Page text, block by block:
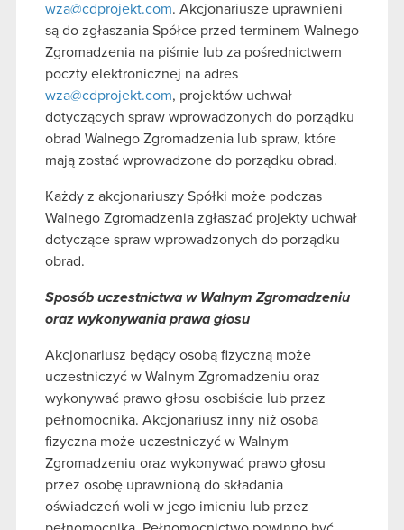
wza@cdprojekt.com. Akcjonariusze uprawnieni
są do zgłaszania Spółce przed terminem Walnego
Zgromadzenia na piśmie lub za pośrednictwem
poczty elektronicznej na adres
wza@cdprojekt.com, projektów uchwał
dotyczących spraw wprowadzonych do porządku
obrad Walnego Zgromadzenia lub spraw, które
mają zostać wprowadzone do porządku obrad.
Każdy z akcjonariuszy Spółki może podczas
Walnego Zgromadzenia zgłaszać projekty uchwał
dotyczące spraw wprowadzonych do porządku
obrad.
Sposób uczestnictwa w Walnym Zgromadzeniu
oraz wykonywania prawa głosu
Akcjonariusz będący osobą fizyczną może
uczestniczyć w Walnym Zgromadzeniu oraz
wykonywać prawo głosu osobiście lub przez
pełnomocnika. Akcjonariusz inny niż osoba
fizyczna może uczestniczyć w Walnym
Zgromadzeniu oraz wykonywać prawo głosu
przez osobę uprawnioną do składania
oświadczeń woli w jego imieniu lub przez